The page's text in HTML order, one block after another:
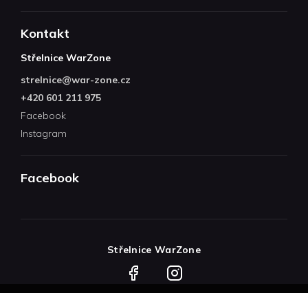
Kontakt
Střelnice WarZone
strelnice@war-zone.cz
+420 601 211 975
Facebook
Instagram
Facebook
Střelnice WarZone
FacebookInstagram